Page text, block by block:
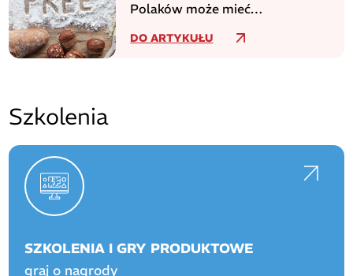
Polaków może mieć
DO ARTYKUŁU
Szkolenia
SZKOLENIA I GRY PRODUKTOWE
graj o nagrody